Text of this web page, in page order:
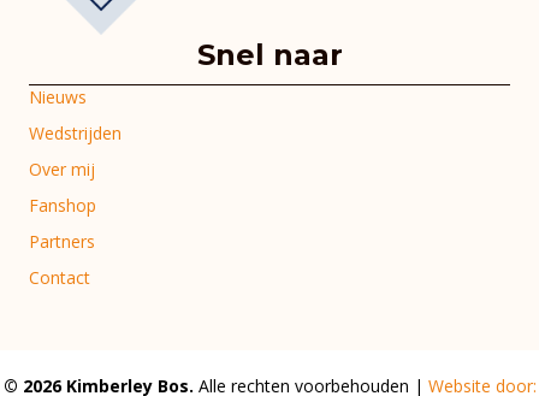
Snel naar
Nieuws
Wedstrijden
Over mij
Fanshop
Partners
Contact
© 2026 Kimberley Bos. Alle rechten voorbehouden | Website door: